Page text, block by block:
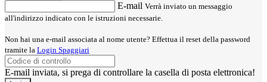
E-mail Verrà inviato un messaggio
all'indirizzo indicato con le istruzioni necessarie.
Non hai una e-mail associata al nome utente? Effettua il reset della password
tramite la Login Spaggiari
E-mail inviata, si prega di controllare la casella di posta elettronica!